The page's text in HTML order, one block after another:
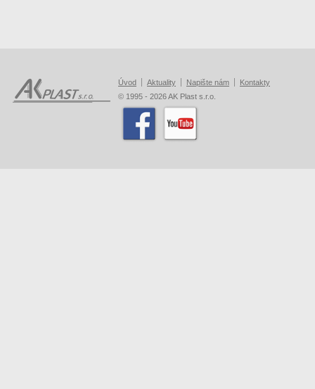
Úvod Aktuality Napište nám
Kontakty
© 1995 - 2026 AK Plast s.r.o.